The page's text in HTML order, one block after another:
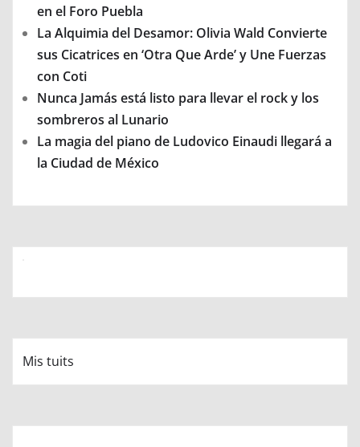
en el Foro Puebla
La Alquimia del Desamor: Olivia Wald Convierte
sus Cicatrices en ‘Otra Que Arde’ y Une Fuerzas
con Coti
Nunca Jamás está listo para llevar el rock y los
sombreros al Lunario
La magia del piano de Ludovico Einaudi llegará a
la Ciudad de México
Mis tuits